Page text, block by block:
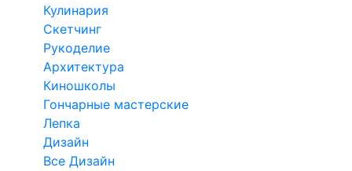
Кулинария
Скетчинг
Рукоделие
Архитектура
Киношколы
Гончарные мастерские
Лепка
Дизайн
Все Дизайн